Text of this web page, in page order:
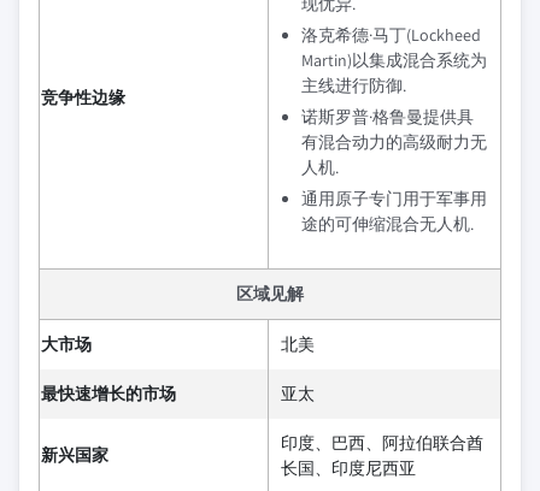
竞争性边缘
洛克希德·马丁(Lockheed
Martin)以集成混合系统为
主线进行防御.
诺斯罗普·格鲁曼提供具
有混合动力的高级耐力无
人机.
通用原子专门用于军事用
途的可伸缩混合无人机.
区域见解
大市场 北美
最快速增长的市场 亚太
新兴国家
印度、巴西、阿拉伯联合酋
长国、印度尼西亚